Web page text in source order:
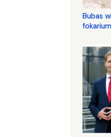
Bubas